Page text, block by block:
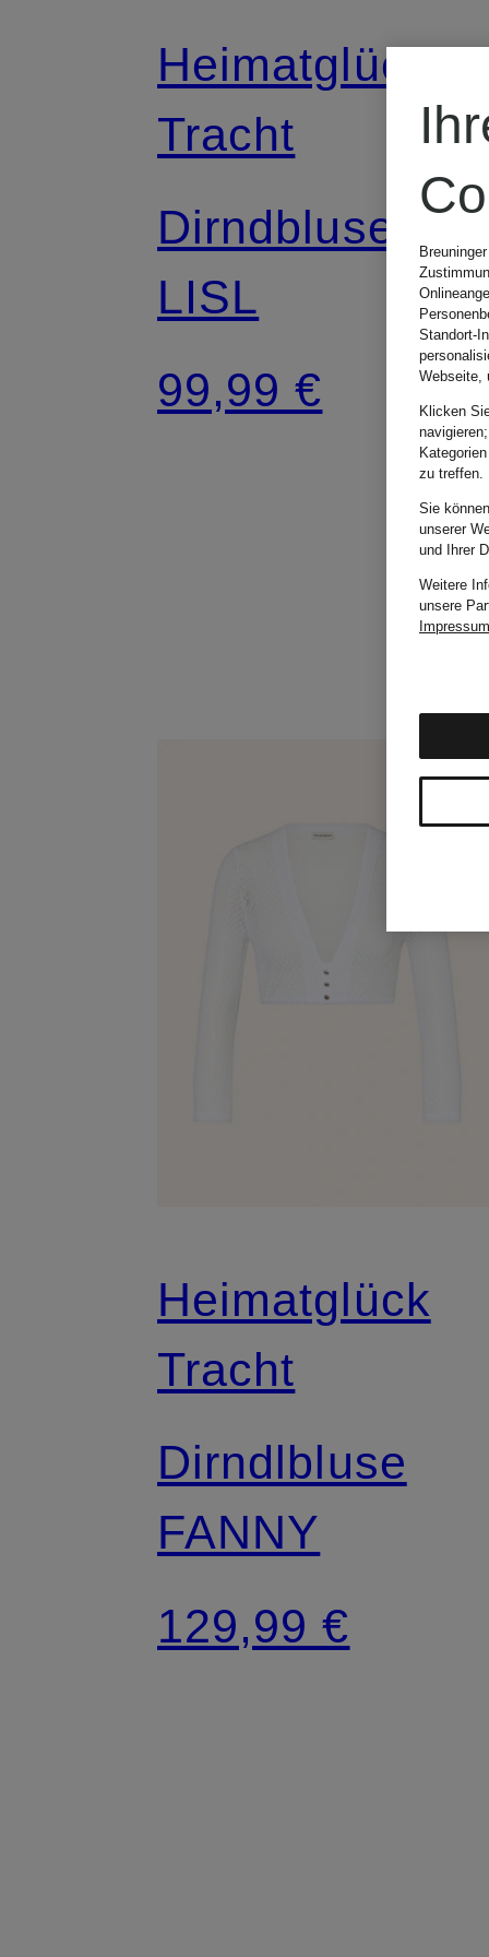
Heimatglück
Tracht
Dirndbluse
LISL
99,99 €
Heimatglück
Tracht
Dirndlbluse
FANNY
129,99 €
Standort-
Webseite,
Klicken
zu treffen.
Sie
unserer
und Ihrer
Weitere
unsere
Impressum